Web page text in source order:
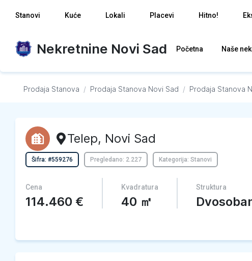
Stanovi Kuće Lokali Placevi Hitno!
Nekretnine Novi Sad Početna Naše
Prodaja Stanova / Prodaja Stanova Novi Sad / Prodaja Stanova
Telep, Novi Sad
Šifra: #559276 Pregledano: 2.227 Kategorija: Stanovi
Cena
114.460 €
Kvadratura
40 ㎡
Struktura